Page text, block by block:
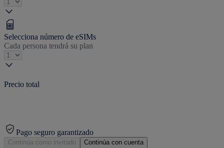
Selecciona número de eSIMs
Cada persona tendrá su plan
Precio total
Pago seguro garantizado
Continúa como invitado Continúa con cuenta